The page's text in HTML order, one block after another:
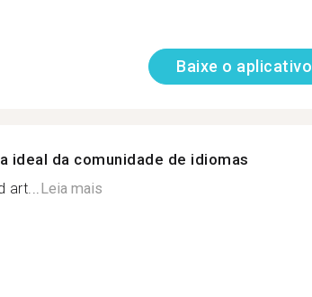
Baixe o aplicativo
ideal da comunidade de idiomas
art...Leia mais